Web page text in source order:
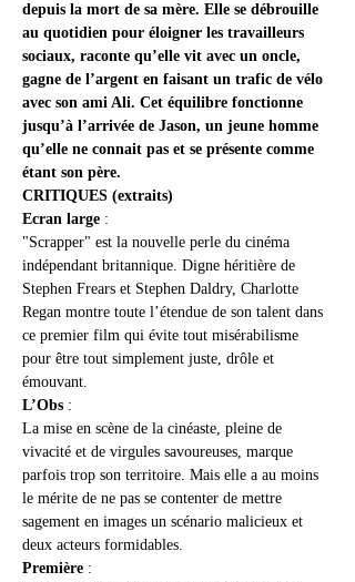
depuis la mort de sa mère. Elle se débrouille
au quotidien pour éloigner les travailleurs
sociaux, raconte qu’elle vit avec un oncle,
gagne de l’argent en faisant un trafic de vélo
avec son ami Ali. Cet équilibre fonctionne
jusqu’à l’arrivée de Jason, un jeune homme
qu’elle ne connait pas et se présente comme
étant son père.
CRITIQUES (extraits)
Ecran large :
"Scrapper" est la nouvelle perle du cinéma
indépendant britannique. Digne héritière de
Stephen Frears et Stephen Daldry, Charlotte
Regan montre toute l’étendue de son talent dans
ce premier film qui évite tout misérabilisme
pour être tout simplement juste, drôle et
émouvant.
L’Obs :
La mise en scène de la cinéaste, pleine de
vivacité et de virgules savoureuses, marque
parfois trop son territoire. Mais elle a au moins
le mérite de ne pas se contenter de mettre
sagement en images un scénario malicieux et
deux acteurs formidables.
Première :